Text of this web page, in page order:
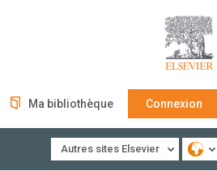
Ma bibliothèque Connexion
Autres sites Elsevier